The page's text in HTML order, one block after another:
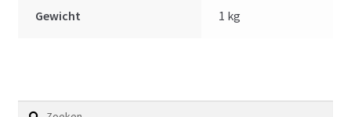
Gewicht 1 kg
Zoeken